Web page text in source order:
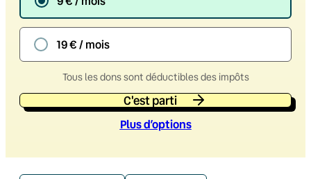
19 € / mois
Tous les dons sont déductibles des impôts
C'est parti
Plus d’options